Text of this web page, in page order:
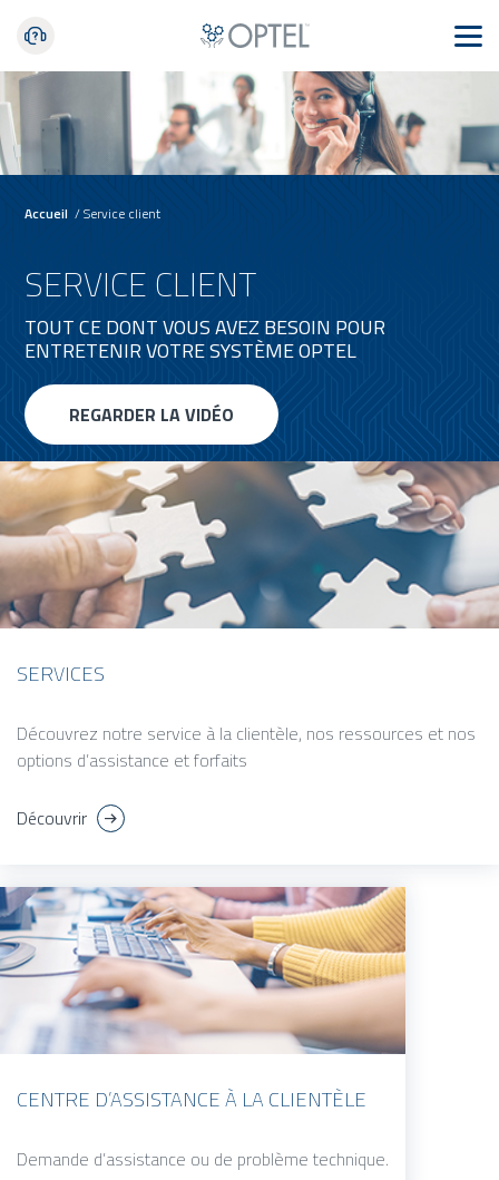
Accueil /Service client
SERVICE CLIENT
TOUT CE DONT VOUS AVEZ BESOIN POUR
ENTRETENIR VOTRE SYSTÈME OPTEL
REGARDER LA VIDÉO
SERVICES
Découvrez notre service à la clientèle, nos ressources et nos
options d’assistance et forfaits
Découvrir
CENTRE D’ASSISTANCE À LA CLIENTÈLE
Demande d’assistance ou de problème technique.